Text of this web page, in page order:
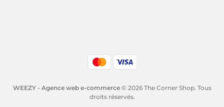
WEEZY - Agence web e-commerce© 2026 The Corner Shop. Tous
droits réservés.